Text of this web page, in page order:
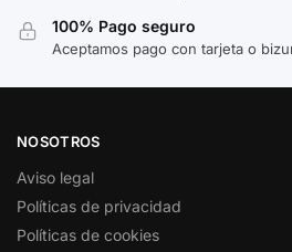
100% Pago seguro
Aceptamos pago con tarjeta o
NOSOTROS
Aviso legal
Políticas de privacidad
Políticas de cookies